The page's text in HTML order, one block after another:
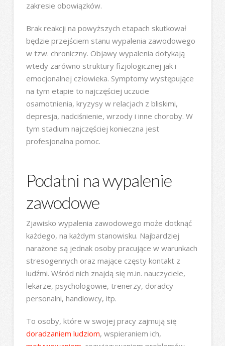
zakresie obowiązków.
Brak reakcji na powyższych etapach skutkował
będzie przejściem stanu wypalenia zawodowego
w tzw. chroniczny. Objawy wypalenia dotykają
wtedy zarówno struktury fizjologicznej jak i
emocjonalnej człowieka. Symptomy występujące
na tym etapie to najczęściej uczucie
osamotnienia, kryzysy w relacjach z bliskimi,
depresja, nadciśnienie, wrzody i inne choroby. W
tym stadium najczęściej konieczna jest
profesjonalna pomoc.
Podatni na wypalenie
zawodowe
Zjawisko wypalenia zawodowego może dotknąć
każdego, na każdym stanowisku. Najbardziej
narażone są jednak osoby pracujące w warunkach
stresogennych oraz mające częsty kontakt z
ludźmi. Wśród nich znajdą się m.in. nauczyciele,
lekarze, psychologowie, trenerzy, doradcy
personalni, handlowcy, itp.
To osoby, które w swojej pracy zajmują się
doradzaniem ludziom, wspieraniem ich,